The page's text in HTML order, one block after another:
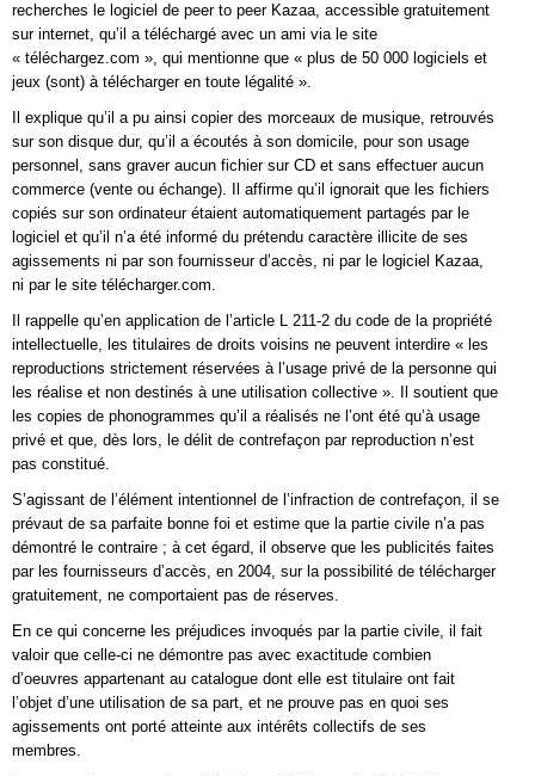
recherches le logiciel de peer to peer Kazaa, accessible gratuitement
sur internet, qu’il a téléchargé avec un ami via le site
« téléchargez.com », qui mentionne que « plus de 50 000 logiciels et
jeux (sont) à télécharger en toute légalité ».
Il explique qu’il a pu ainsi copier des morceaux de musique, retrouvés
sur son disque dur, qu’il a écoutés à son domicile, pour son usage
personnel, sans graver aucun fichier sur CD et sans effectuer aucun
commerce (vente ou échange). Il affirme qu’il ignorait que les fichiers
copiés sur son ordinateur étaient automatiquement partagés par le
logiciel et qu’il n’a été informé du prétendu caractère illicite de ses
agissements ni par son fournisseur d’accès, ni par le logiciel Kazaa,
ni par le site télécharger.com.
Il rappelle qu’en application de l’article L 211-2 du code de la propriété
intellectuelle, les titulaires de droits voisins ne peuvent interdire « les
reproductions strictement réservées à l’usage privé de la personne qui
les réalise et non destinés à une utilisation collective ». Il soutient que
les copies de phonogrammes qu’il a réalisés ne l’ont été qu’à usage
privé et que, dès lors, le délit de contrefaçon par reproduction n’est
pas constitué.
S’agissant de l’élément intentionnel de l’infraction de contrefaçon, il se
prévaut de sa parfaite bonne foi et estime que la partie civile n’a pas
démontré le contraire ; à cet égard, il observe que les publicités faites
par les fournisseurs d’accès, en 2004, sur la possibilité de télécharger
gratuitement, ne comportaient pas de réserves.
En ce qui concerne les préjudices invoqués par la partie civile, il fait
valoir que celle-ci ne démontre pas avec exactitude combien
d’oeuvres appartenant au catalogue dont elle est titulaire ont fait
l’objet d’une utilisation de sa part, et ne prouve pas en quoi ses
agissements ont porté atteinte aux intérêts collectifs de ses
membres.